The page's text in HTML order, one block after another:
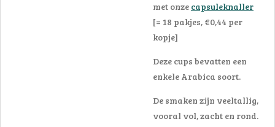
met onze capsuleknaller
[= 18 pakjes, €0,44 per
kopje]
Deze cups bevatten een
enkele Arabica soort.
De smaken zijn veeltallig,
vooral vol, zacht en rond.